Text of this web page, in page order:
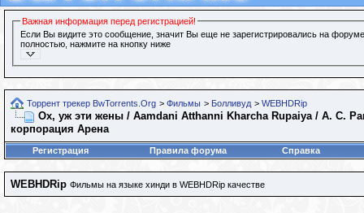
Важная информация перед регистрацией!
Если Вы видите это сообщение, значит Вы еще не зарегистрировались на
полностью, нажмите на кнопку ниже
Торрент трекер BwTorrents.Org > Фильмы > Болливуд > WEBHDRip
Ох, уж эти жены / Aamdani Atthanni Kharcha Rupaiya / А. С.
корпорация Арена
Регистрация Правила форума Справка
WEBHDRip Фильмы на языке хинди в WEBHDRip качестве